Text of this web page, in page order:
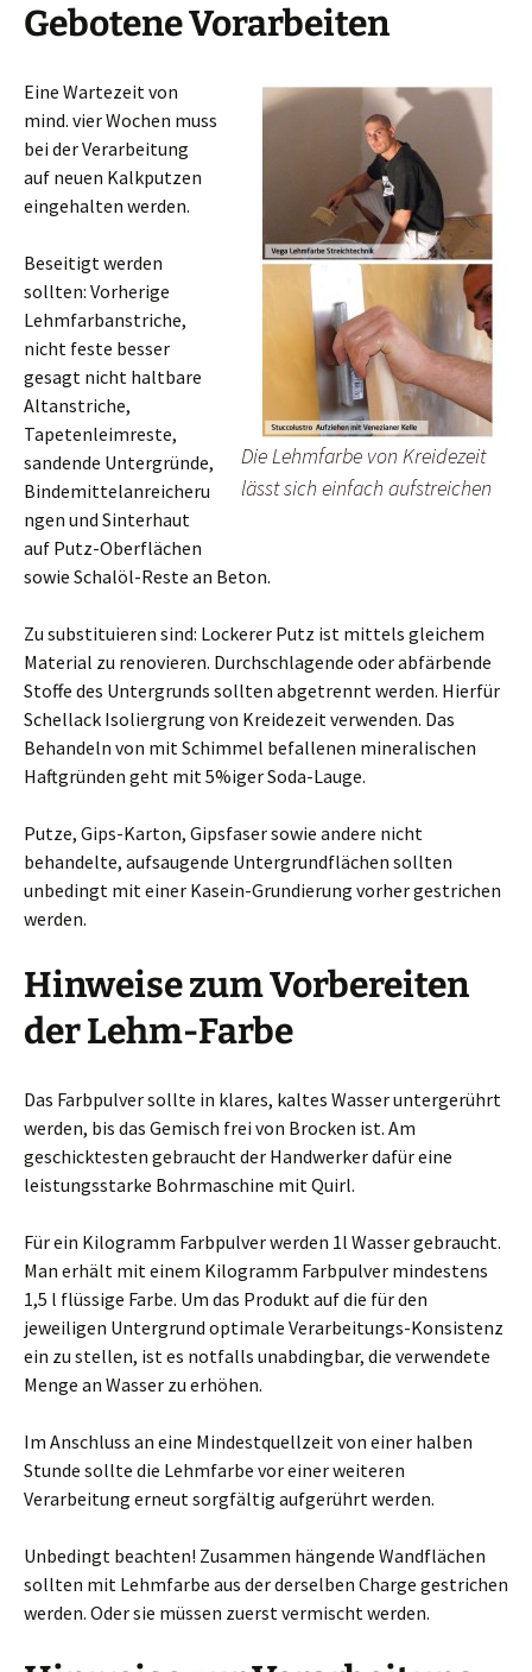
Gebotene Vorarbeiten
Die Lehmfarbe von Kreidezeit
lässt sich einfach aufstreichen
Eine Wartezeit von
mind. vier Wochen muss
bei der Verarbeitung
auf neuen Kalkputzen
eingehalten werden.
Beseitigt werden
sollten: Vorherige
Lehmfarbanstriche,
nicht feste besser
gesagt nicht haltbare
Altanstriche,
Tapetenleimreste,
sandende Untergründe,
Bindemittelanreicheru
ngen und Sinterhaut
auf Putz-Oberflächen
sowie Schalöl-Reste an Beton.
Zu substituieren sind: Lockerer Putz ist mittels gleichem
Material zu renovieren. Durchschlagende oder abfärbende
Stoffe des Untergrunds sollten abgetrennt werden. Hierfür
Schellack Isoliergrung von Kreidezeit verwenden. Das
Behandeln von mit Schimmel befallenen mineralischen
Haftgründen geht mit 5%iger Soda-Lauge.
Putze, Gips-Karton, Gipsfaser sowie andere nicht
behandelte, aufsaugende Untergrundflächen sollten
unbedingt mit einer Kasein-Grundierung vorher gestrichen
werden.
Hinweise zum Vorbereiten
der Lehm-Farbe
Das Farbpulver sollte in klares, kaltes Wasser untergerührt
werden, bis das Gemisch frei von Brocken ist. Am
geschicktesten gebraucht der Handwerker dafür eine
leistungsstarke Bohrmaschine mit Quirl.
Für ein Kilogramm Farbpulver werden 1l Wasser gebraucht.
Man erhält mit einem Kilogramm Farbpulver mindestens
1,5 l flüssige Farbe. Um das Produkt auf die für den
jeweiligen Untergrund optimale Verarbeitungs-Konsistenz
ein zu stellen, ist es notfalls unabdingbar, die verwendete
Menge an Wasser zu erhöhen.
Im Anschluss an eine Mindestquellzeit von einer halben
Stunde sollte die Lehmfarbe vor einer weiteren
Verarbeitung erneut sorgfältig aufgerührt werden.
Unbedingt beachten! Zusammen hängende Wandflächen
sollten mit Lehmfarbe aus der derselben Charge gestrichen
werden. Oder sie müssen zuerst vermischt werden.